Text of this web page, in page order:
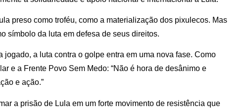
preso como troféu, como a materialização dos pixulecos. Mas
símbolo da luta em defesa de seus direitos.
jogado, a luta contra o golpe entra em uma nova fase. Como
e a Frente Povo Sem Medo: “Não é hora de desânimo e
e ação.”
a prisão de Lula em um forte movimento de resistência que